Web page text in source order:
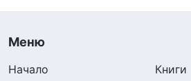
Меню
Начало
Книги